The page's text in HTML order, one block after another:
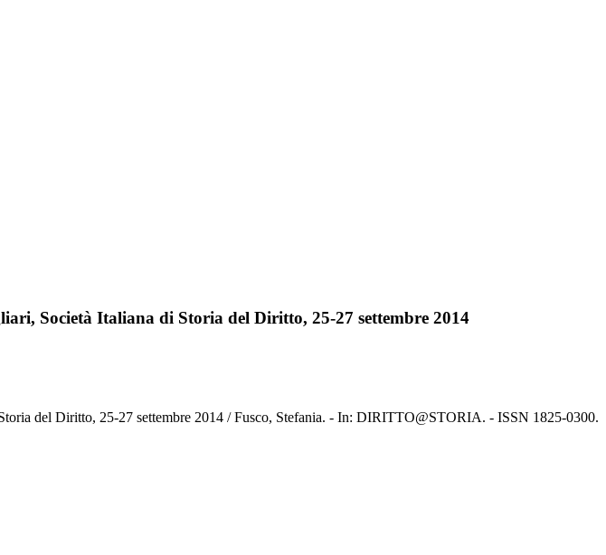
Società Italiana di Storia del Diritto, 25-27 settembre 2014
del Diritto, 25-27 settembre 2014 / Fusco, Stefania. - In: DIRITTO@STORIA. - ISSN 1825-0300.